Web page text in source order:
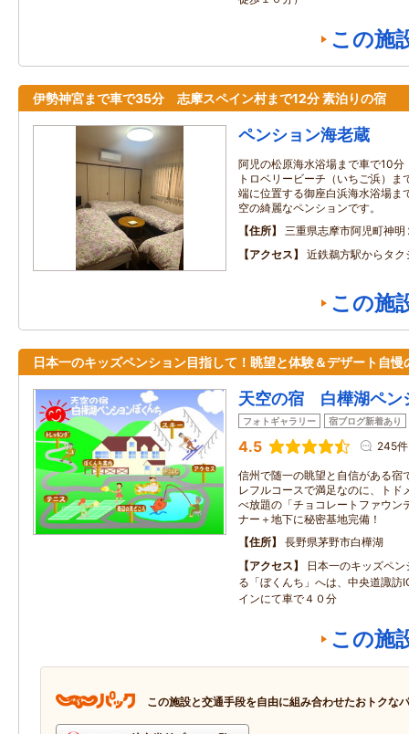
この施
伊勢神宮まで車で35分 志摩スペイン村まで12分 素泊りの宿
ペンション海老蔵
阿児の松原海水浴場まで車で10
トロベリービーチ（いちご浜）
端に位置する御座白浜海水浴場ま
空の綺麗なペンションです。
住所
三重県志摩市阿児町神明
アクセス
近鉄鵜方駅からタク
この施
日本一のキッズペンション目指して！眺望と体験＆デザート自慢
天空の宿 白樺湖ペン
フォトギャラリー 宿ブログ新着あり
4.5 245件
信州で随一の眺望と自信がある宿
レフルコースで満足なのに、トド
べ放題の「チョコレートファウン
ナー＋地下に秘密基地完備！
住所
長野県茅野市白樺湖
アクセス
日本一のキッズペ
る「ぼくんち」へは、中央道諏訪
インにて車で４０分
この施
この施設と交通手段を自由に組み合わせたおトクな